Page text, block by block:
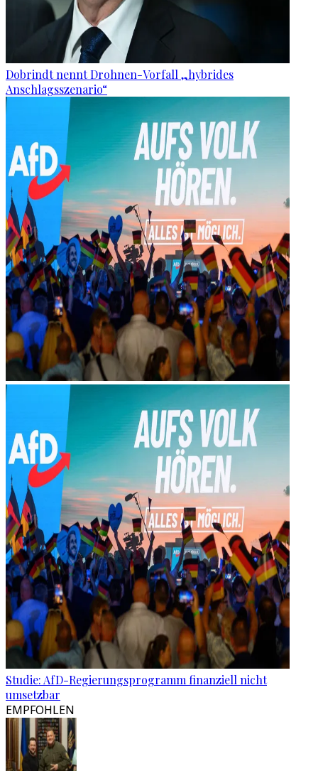
Dobrindt nennt Drohnen-Vorfall „hybrides
Anschlagsszenario“
Studie: AfD-Regierungsprogramm finanziell nicht
umsetzbar
EMPFOHLEN